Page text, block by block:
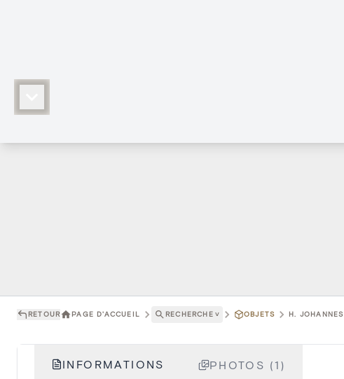
RETOUR PAGE D'ACCUEIL RECHERCHE ˅ OBJETS H.
INFORMATIONS PHOTOS (1)